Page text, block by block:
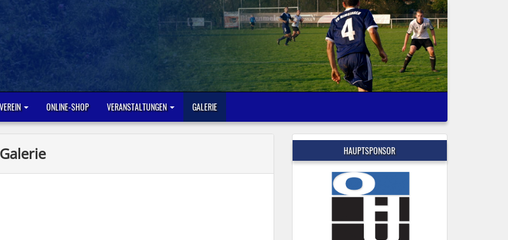
ONLINE-SHOP VERANSTALTUNGEN GALERIE
Galerie HAUPTSPONSOR